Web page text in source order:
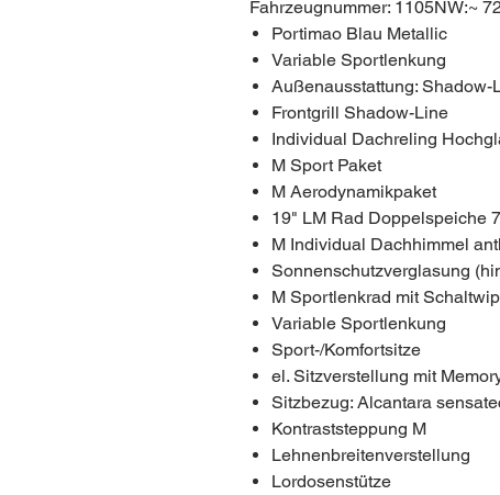
Fahrzeugnummer: 1105NW:~
Portimao Blau Metallic
Variable Sportlenkung
Außenausstattung:
Frontgrill Shadow-Line
Individual Dachreling
M Sport Paket
M Aerodynamikpaket
19" LM Rad Doppelspeiche
M Individual Dachhimmel
Sonnenschutzverglasung
M Sportlenkrad mit
Variable Sportlenkung
Sport-/Komfortsitze
el. Sitzverstellung mit
Sitzbezug: Alcantara
Kontraststeppung M
Lehnenbreitenverstellung
Lordosenstütze